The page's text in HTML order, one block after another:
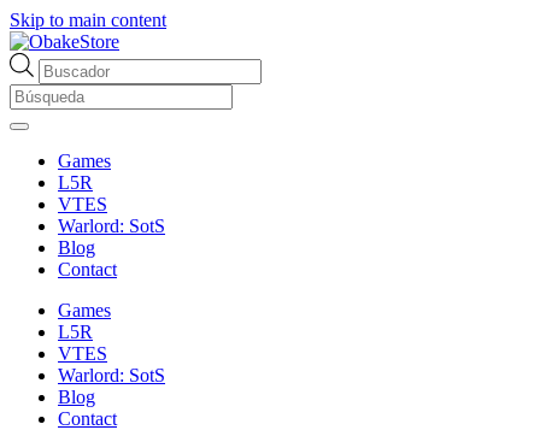
Skip to main content
Búsqueda
de
productos
Games
L5R
VTES
Warlord: SotS
Blog
Contact
Games
L5R
VTES
Warlord: SotS
Blog
Contact